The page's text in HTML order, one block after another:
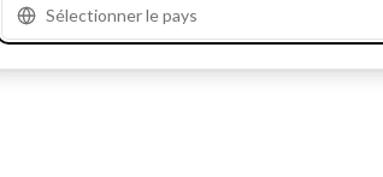
Sélectionner le pays